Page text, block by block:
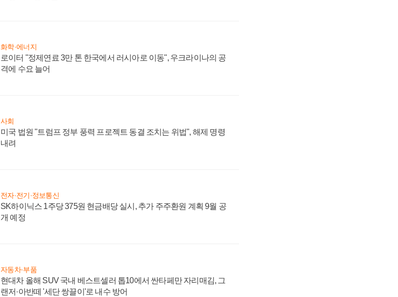
화학·에너지
로이터 "정제연료 3만 톤 한국에서 러시아로 이동", 우크라이나의 공
격에 수요 늘어
사회
미국 법원 "트럼프 정부 풍력 프로젝트 동결 조치는 위법", 해제 명령
내려
전자·전기·정보통신
SK하이닉스 1주당 375원 현금배당 실시, 추가 주주환원 계획 9월 공
개 예정
자동차·부품
현대차 올해 SUV 국내 베스트셀러 톱10에서 싼타페만 자리매김, 그
랜저·아반떼 '세단 쌍끌이'로 내수 방어